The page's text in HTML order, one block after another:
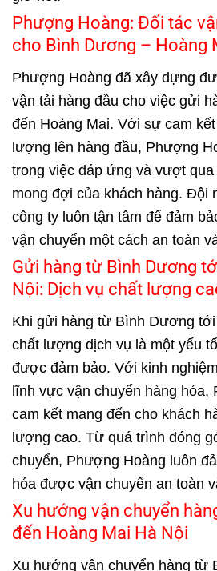
Phượng Hoàng: Đối tác
cho Bình Dương – Hoàng
Phượng Hoàng đã xây dựng
vận tải hàng đầu cho việc gửi
đến Hoàng Mai. Với sự cam
lượng lên hàng đầu, Phượng
trong việc đáp ứng và vượt
mong đợi của khách hàng. Đội
công ty luôn tận tâm để đảm
vận chuyển một cách an toàn
Gửi hàng từ Bình Dương
Nội: Dịch vụ chất lượng
Khi gửi hàng từ Bình Dương
chất lượng dịch vụ là một yếu
được đảm bảo. Với kinh
lĩnh vực vận chuyển hàng hóa,
cam kết mang đến cho khách
lượng cao. Từ quá trình đóng
chuyển, Phượng Hoàng luôn
hóa được vận chuyển an toàn
Xu hướng vận chuyển
đến Hoàng Mai Hà Nội
Xu hướng vận chuyển hàng từ